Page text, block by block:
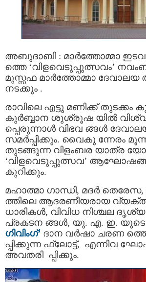
അബുദാബി : മാർത്തോമ്മാ
ത്തെ ‘വിളവെടുപ്പുത്സവം’
മുസ്സഫ മാർത്തോമ്മാ ദേവാലയ
നടക്കും .
രാവിലെ എട്ടു മണിക്ക് തുടക്കം
കുർബ്ബാന ശുശ്രൂഷ യിൽ
പ്പെരുന്നാൾ വിഭവ ങ്ങൾ
സമർപ്പിക്കും. വൈകു ന്നേരം
തുടങ്ങുന്ന വിളംബര യാത്ര
‘വിളവെടുപ്പുത്സവ’
കുറിക്കും.
മഹാത്മാ ഗാന്ധി, മദർ തെരേസ,
ത്തിലെ ആദരണീയരായ
ധാരികൾ, വിവിധ നിശ്ചല
പ്രകടന ങ്ങൾ, യു. എ. ഇ. യുടെ
ഗിവിംഗ്’ ദാന വര്‍ഷാ ചരണ
പ്പിക്കുന്ന ഫ്ലോട്ട്, എന്നിവ
അവതരി പ്പിക്കും.